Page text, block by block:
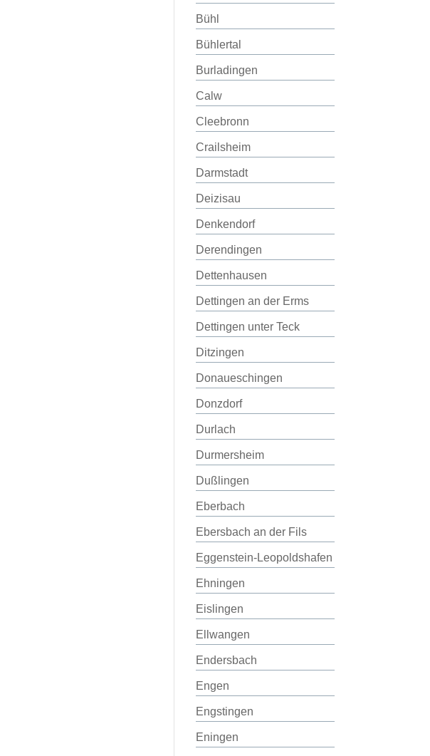
Bühl
Bühlertal
Burladingen
Calw
Cleebronn
Crailsheim
Darmstadt
Deizisau
Denkendorf
Derendingen
Dettenhausen
Dettingen an der Erms
Dettingen unter Teck
Ditzingen
Donaueschingen
Donzdorf
Durlach
Durmersheim
Dußlingen
Eberbach
Ebersbach an der Fils
Eggenstein-Leopoldshafen
Ehningen
Eislingen
Ellwangen
Endersbach
Engen
Engstingen
Eningen